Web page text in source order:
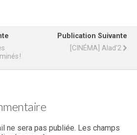
!
Publication Suivante
[CINÉMA] Alad'2
ne sera pas publiée. Les champs